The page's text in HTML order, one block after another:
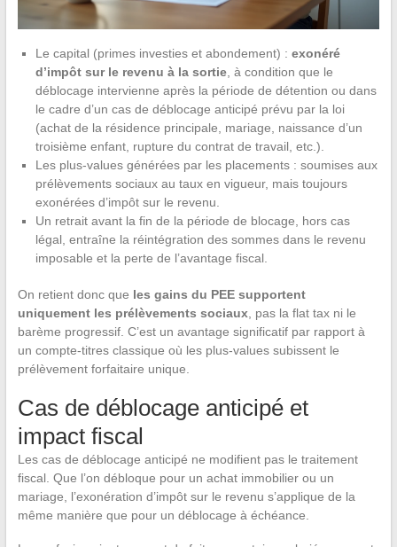
Le capital (primes investies et abondement) : exonéré
d’impôt sur le revenu à la sortie, à condition que le
déblocage intervienne après la période de détention ou dans
le cadre d’un cas de déblocage anticipé prévu par la loi
(achat de la résidence principale, mariage, naissance d’un
troisième enfant, rupture du contrat de travail, etc.).
Les plus-values générées par les placements : soumises aux
prélèvements sociaux au taux en vigueur, mais toujours
exonérées d’impôt sur le revenu.
Un retrait avant la fin de la période de blocage, hors cas
légal, entraîne la réintégration des sommes dans le revenu
imposable et la perte de l’avantage fiscal.
On retient donc que les gains du PEE supportent
uniquement les prélèvements sociaux, pas la flat tax ni le
barème progressif. C’est un avantage significatif par rapport à
un compte-titres classique où les plus-values subissent le
prélèvement forfaitaire unique.
Cas de déblocage anticipé et
impact fiscal
Les cas de déblocage anticipé ne modifient pas le traitement
fiscal. Que l’on débloque pour un achat immobilier ou un
mariage, l’exonération d’impôt sur le revenu s’applique de la
même manière que pour un déblocage à échéance.